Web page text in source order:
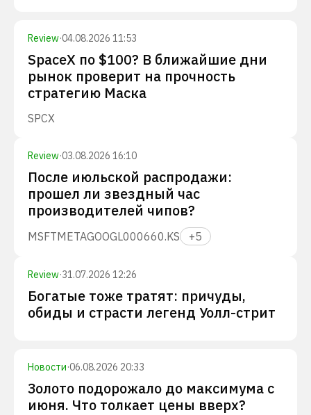
Review·04.08.2026 11:53
SpaceX по $100? В ближайшие дни
рынок проверит на прочность
стратегию Маска
SPCX
Review·03.08.2026 16:10
После июльской распродажи:
прошел ли звездный час
производителей чипов?
MSFTMETAGOOGL000660.KS +5
Review·31.07.2026 12:26
Богатые тоже тратят: причуды,
обиды и страсти легенд Уолл-стрит
Новости·06.08.2026 20:33
Золото подорожало до максимума с
июня. Что толкает цены вверх?